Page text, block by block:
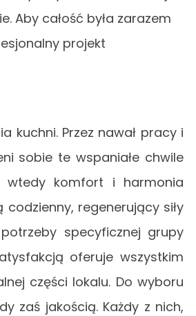
Aby całość była zarazem
projekt
kuchni. Przez nawał pracy i
sobie te wspaniałe chwile
wtedy komfort i harmonia
regenerujący siły
specyficznej grupy
oferuje wszystkim
części lokalu. Do wyboru
zaś jakością. Każdy z nich,